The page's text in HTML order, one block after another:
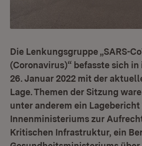
Die Lenkungsgruppe „SARS-
(Coronavirus)“ befasste sich
26. Januar 2022 mit der
Lage. Themen der Sitzung
unter anderem ein Lagebericht
Innenministeriums zur
Kritischen Infrastruktur, ein